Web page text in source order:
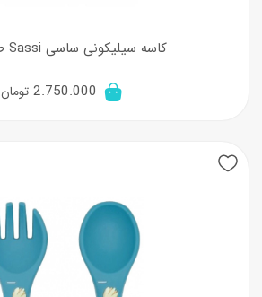
کاسه سیلیکونی ساسی Sassi طرح فیل
2.750.000 تومان